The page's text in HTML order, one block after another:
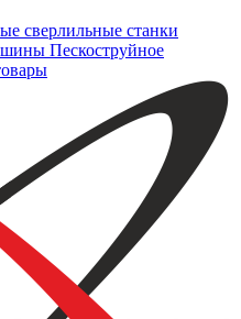
сверлильные станки
Пескоструйное